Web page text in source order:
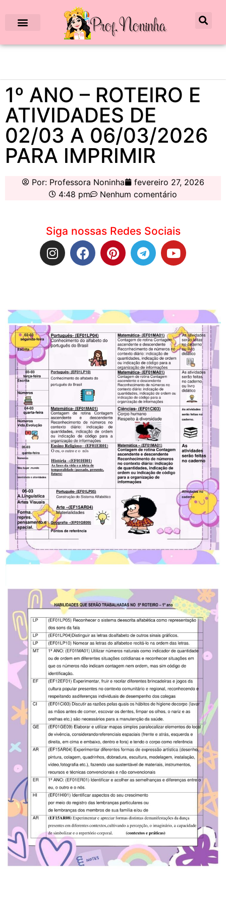
1º ANO – ROTEIRO E
ATIVIDADES DE
02/03 A 06/03/2026
PARA IMPRIMIR
Por:Professora Noninha
fevereiro 27, 2026
4:48 pm
Nenhum comentário
Siga nossas Redes Sociais